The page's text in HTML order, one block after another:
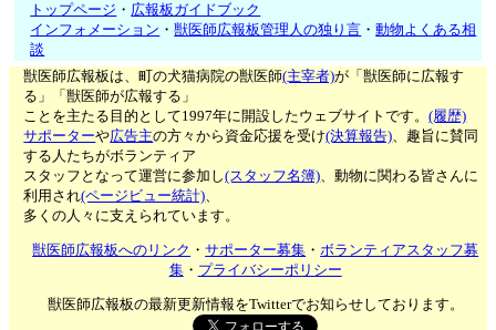
トップページ ・ 広報板ガイドブック
インフォメーション ・獣医師広報板管理人の独り言 ・動物よくある相
談
獣医師広報板は、町の犬猫病院の獣医師(主宰者)が「獣医師に広報す
る」「獣医師が広報する」
ことを主たる目的として1997年に開設したウェブサイトです。(履歴)
サポーターや広告主の方々から資金応援を受け(決算報告)、趣旨に賛同
する人たちがボランティア
スタッフとなって運営に参加し(スタッフ名簿)、動物に関わる皆さんに
利用され(ページビュー統計)、
多くの人々に支えられています。
獣医師広報板へのリンク ・サポーター募集 ・ボランティアスタッフ募
集・ プライバシーポリシー
獣医師広報板の最新更新情報をTwitterでお知らせしております。